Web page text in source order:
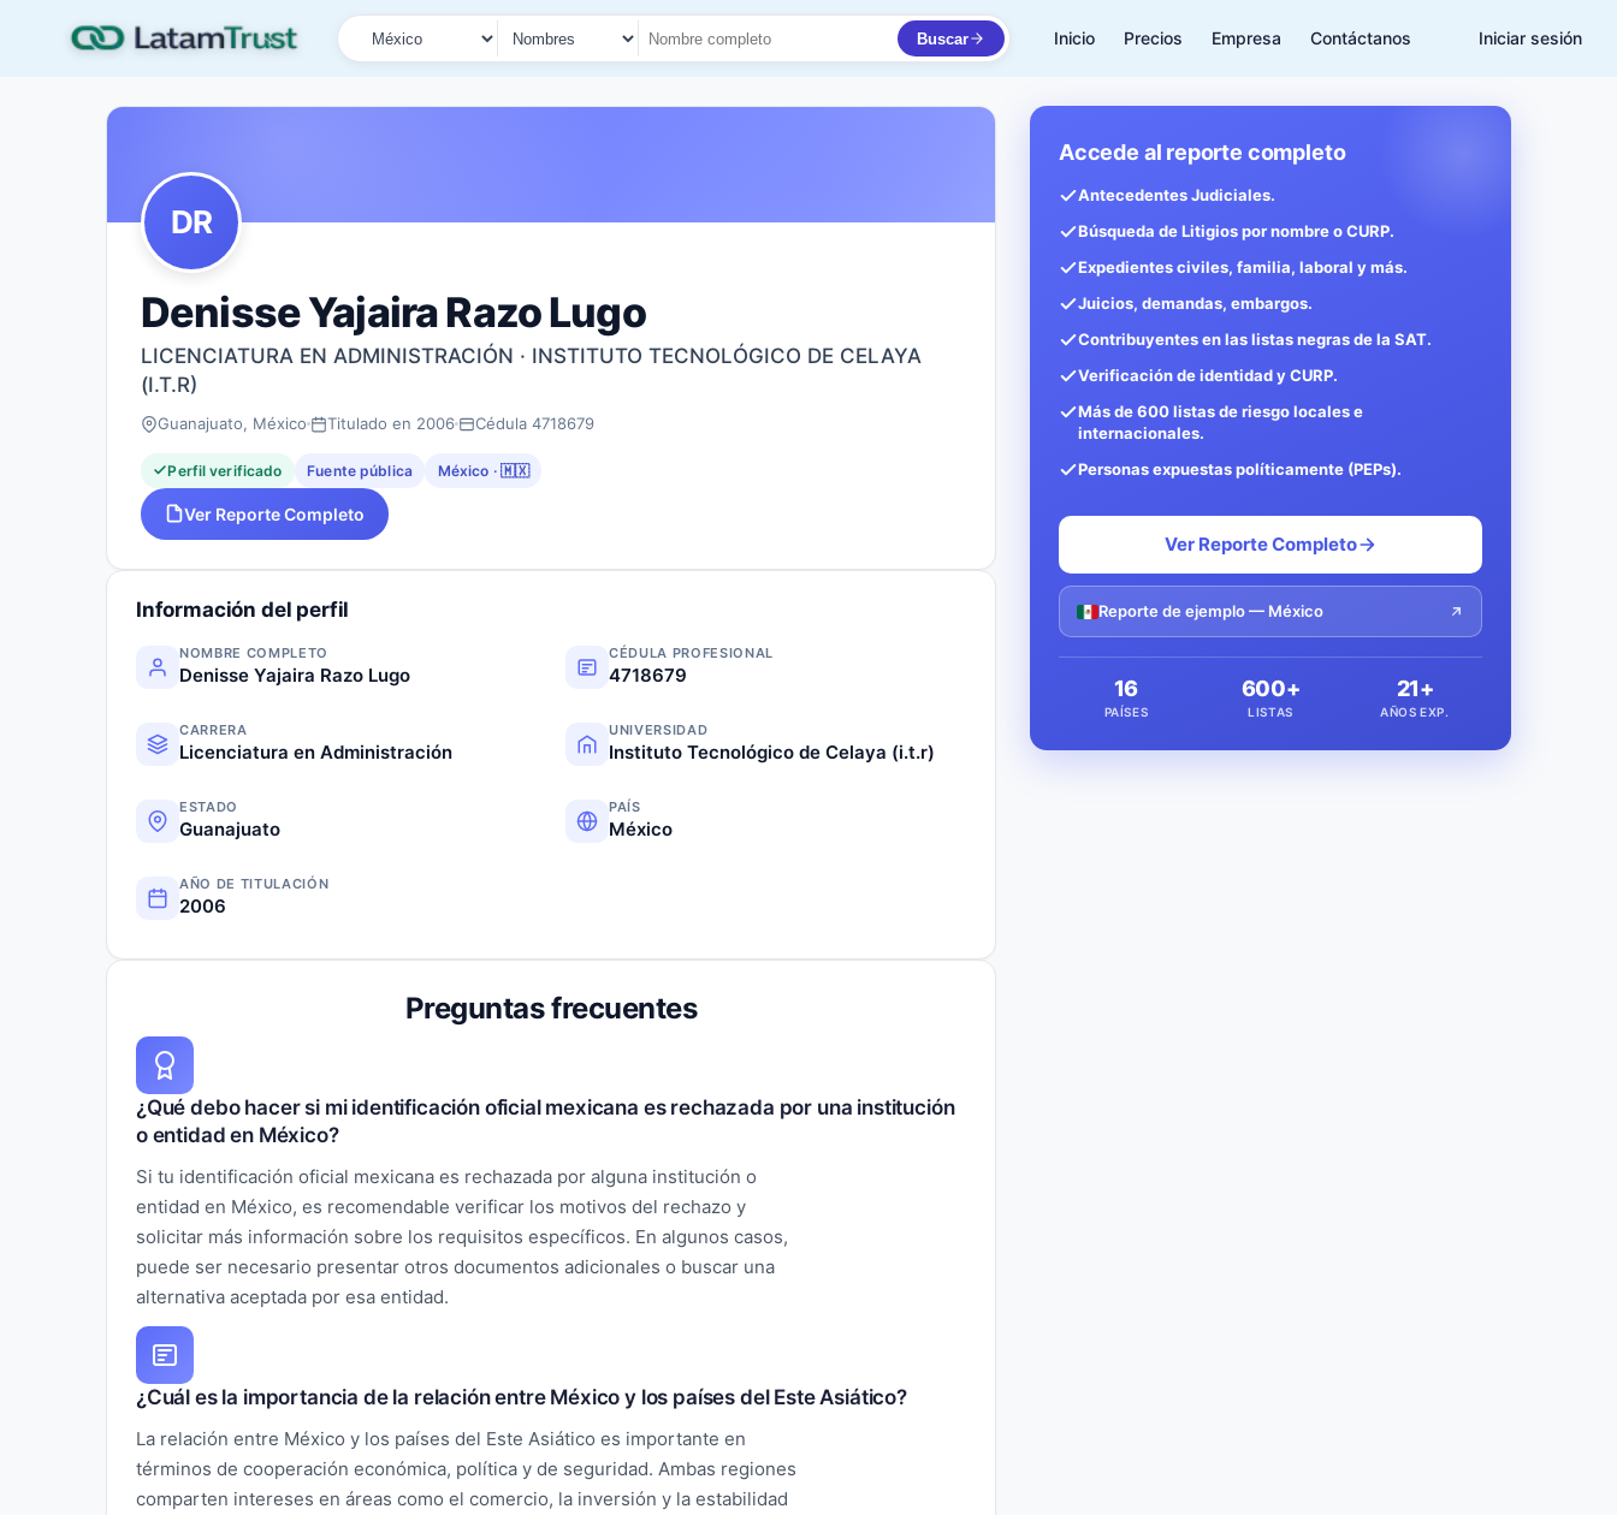
País
Tipo de búsqueda
Nombre o documento
Buscar Inicio Precios Empresa Contáctanos Iniciar sesión
DR
Denisse Yajaira Razo Lugo
LICENCIATURA EN ADMINISTRACIÓN · INSTITUTO TECNOLÓGICO DE CELAYA
(I.T.R)
Guanajuato, México Titulado en 2006 Cédula 4718679
Perfil verificado Fuente pública México · 🇲🇽
Ver Reporte Completo
Información del perfil
NOMBRE COMPLETO
Denisse Yajaira Razo Lugo
CÉDULA PROFESIONAL
4718679
CARRERA
Licenciatura en Administración
UNIVERSIDAD
Instituto Tecnológico de Celaya (i.t.r)
ESTADO
Guanajuato
PAÍS
México
AÑO DE TITULACIÓN
2006
Preguntas frecuentes
¿Qué debo hacer si mi identificación oficial mexicana es rechazada por una institución
o entidad en México?
Si tu identificación oficial mexicana es rechazada por alguna institución o
entidad en México, es recomendable verificar los motivos del rechazo y
solicitar más información sobre los requisitos específicos. En algunos casos,
puede ser necesario presentar otros documentos adicionales o buscar una
alternativa aceptada por esa entidad.
¿Cuál es la importancia de la relación entre México y los países del Este Asiático?
La relación entre México y los países del Este Asiático es importante en
términos de cooperación económica, política y de seguridad. Ambas regiones
comparten intereses en áreas como el comercio, la inversión y la estabilidad
Accede al reporte completo
Antecedentes Judiciales.
Búsqueda de Litigios por nombre o CURP.
Expedientes civiles, familia, laboral y más.
Juicios, demandas, embargos.
Contribuyentes en las listas negras de la SAT.
Verificación de identidad y CURP.
Más de 600 listas de riesgo locales e
internacionales.
Personas expuestas políticamente (PEPs).
Ver Reporte Completo
Reporte de ejemplo — México
16
PAÍSES
600+
LISTAS
21+
AÑOS EXP.